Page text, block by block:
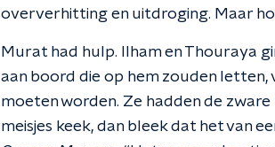
oververhitting en uitdroging. Maar
Murat had hulp. Ilham en Thouraya
aan boord die op hem zouden letten,
moeten worden. Ze hadden de
meisjes keek, dan bleek dat het van